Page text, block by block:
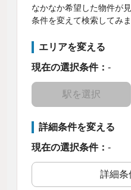
なかなか希望した物件が
条件を変えて検索してみま
エリアを変える
現在の選択条件： -
駅を選択
詳細条件を変える
現在の選択条件： -
詳細条